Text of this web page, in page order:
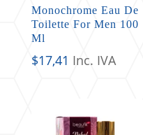
Monochrome Eau De
Toilette For Men 100
Ml
$17,41 Inc. IVA